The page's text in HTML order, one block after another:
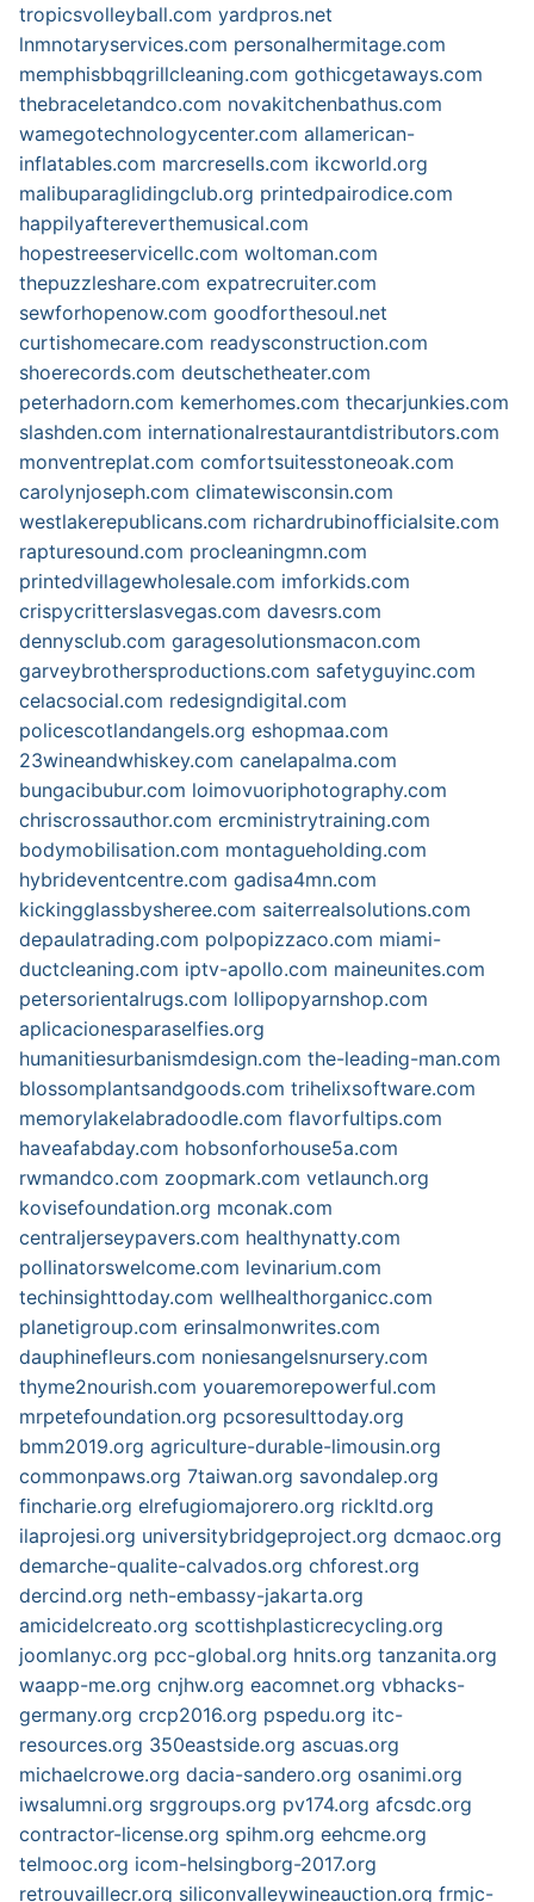
tropicsvolleyball.com yardpros.net
lnmnotaryservices.com personalhermitage.com
memphisbbqgrillcleaning.com gothicgetaways.com
thebraceletandco.com novakitchenbathus.com
wamegotechnologycenter.com allamerican-
inflatables.com marcresells.com ikcworld.org
malibuparaglidingclub.org printedpairodice.com
happilyaftereverthemusical.com
hopestreeservicellc.com woltoman.com
thepuzzleshare.com expatrecruiter.com
sewforhopenow.com goodforthesoul.net
curtishomecare.com readysconstruction.com
shoerecords.com deutschetheater.com
peterhadorn.com kemerhomes.com thecarjunkies.com
slashden.com internationalrestaurantdistributors.com
monventreplat.com comfortsuitesstoneoak.com
carolynjoseph.com climatewisconsin.com
westlakerepublicans.com richardrubinofficialsite.com
rapturesound.com procleaningmn.com
printedvillagewholesale.com imforkids.com
crispycritterslasvegas.com davesrs.com
dennysclub.com garagesolutionsmacon.com
garveybrothersproductions.com safetyguyinc.com
celacsocial.com redesigndigital.com
policescotlandangels.org eshopmaa.com
23wineandwhiskey.com canelapalma.com
bungacibubur.com loimovuoriphotography.com
chriscrossauthor.com ercministrytraining.com
bodymobilisation.com montagueholding.com
hybrideventcentre.com gadisa4mn.com
kickingglassbysheree.com saiterrealsolutions.com
depaulatrading.com polpopizzaco.com miami-
ductcleaning.com iptv-apollo.com maineunites.com
petersorientalrugs.com lollipopyarnshop.com
aplicacionesparaselfies.org
humanitiesurbanismdesign.com the-leading-man.com
blossomplantsandgoods.com trihelixsoftware.com
memorylakelabradoodle.com flavorfultips.com
haveafabday.com hobsonforhouse5a.com
rwmandco.com zoopmark.com vetlaunch.org
kovisefoundation.org mconak.com
centraljerseypavers.com healthynatty.com
pollinatorswelcome.com levinarium.com
techinsighttoday.com wellhealthorganicc.com
planetigroup.com erinsalmonwrites.com
dauphinefleurs.com noniesangelsnursery.com
thyme2nourish.com youaremorepowerful.com
mrpetefoundation.org pcsoresulttoday.org
bmm2019.org agriculture-durable-limousin.org
commonpaws.org 7taiwan.org savondalep.org
fincharie.org elrefugiomajorero.org rickltd.org
ilaprojesi.org universitybridgeproject.org dcmaoc.org
demarche-qualite-calvados.org chforest.org
dercind.org neth-embassy-jakarta.org
amicidelcreato.org scottishplasticrecycling.org
joomlanyc.org pcc-global.org hnits.org tanzanita.org
waapp-me.org cnjhw.org eacomnet.org vbhacks-
germany.org crcp2016.org pspedu.org itc-
resources.org 350eastside.org ascuas.org
michaelcrowe.org dacia-sandero.org osanimi.org
iwsalumni.org srggroups.org pv174.org afcsdc.org
contractor-license.org spihm.org eehcme.org
telmooc.org icom-helsingborg-2017.org
retrouvaillecr.org siliconvalleywineauction.org frmjc-